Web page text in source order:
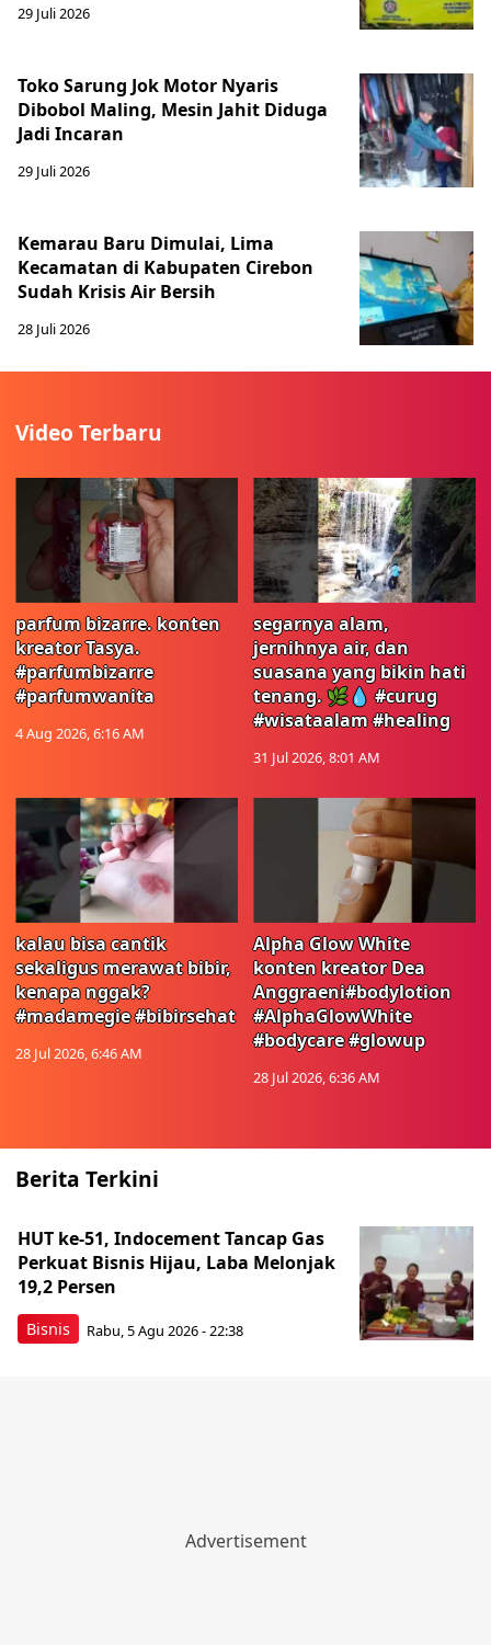
29 Juli 2026
Toko Sarung Jok Motor Nyaris
Dibobol Maling, Mesin Jahit Diduga
Jadi Incaran
29 Juli 2026
Kemarau Baru Dimulai, Lima
Kecamatan di Kabupaten Cirebon
Sudah Krisis Air Bersih
28 Juli 2026
Video Terbaru
parfum bizarre. konten
kreator Tasya.
#parfumbizarre
#parfumwanita
4 Aug 2026, 6:16 AM
segarnya alam,
jernihnya air, dan
suasana yang bikin hati
tenang. 🌿💧 #curug
#wisataalam #healing
31 Jul 2026, 8:01 AM
kalau bisa cantik
sekaligus merawat bibir,
kenapa nggak?
#madamegie #bibirsehat
28 Jul 2026, 6:46 AM
Alpha Glow White
konten kreator Dea
Anggraeni#bodylotion
#AlphaGlowWhite
#bodycare #glowup
28 Jul 2026, 6:36 AM
Berita Terkini
Bisnis
HUT ke-51, Indocement Tancap Gas
Perkuat Bisnis Hijau, Laba Melonjak
19,2 Persen
Rabu, 5 Agu 2026 - 22:38